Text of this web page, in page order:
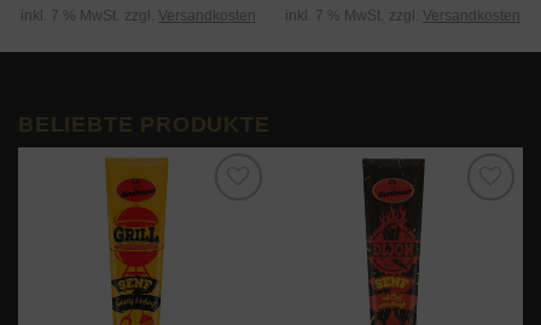
inkl. 7 % MwSt. zzgl. Versandkosten inkl. 7 % MwSt. zzgl. Versandkosten
BELIEBTE PRODUKTE